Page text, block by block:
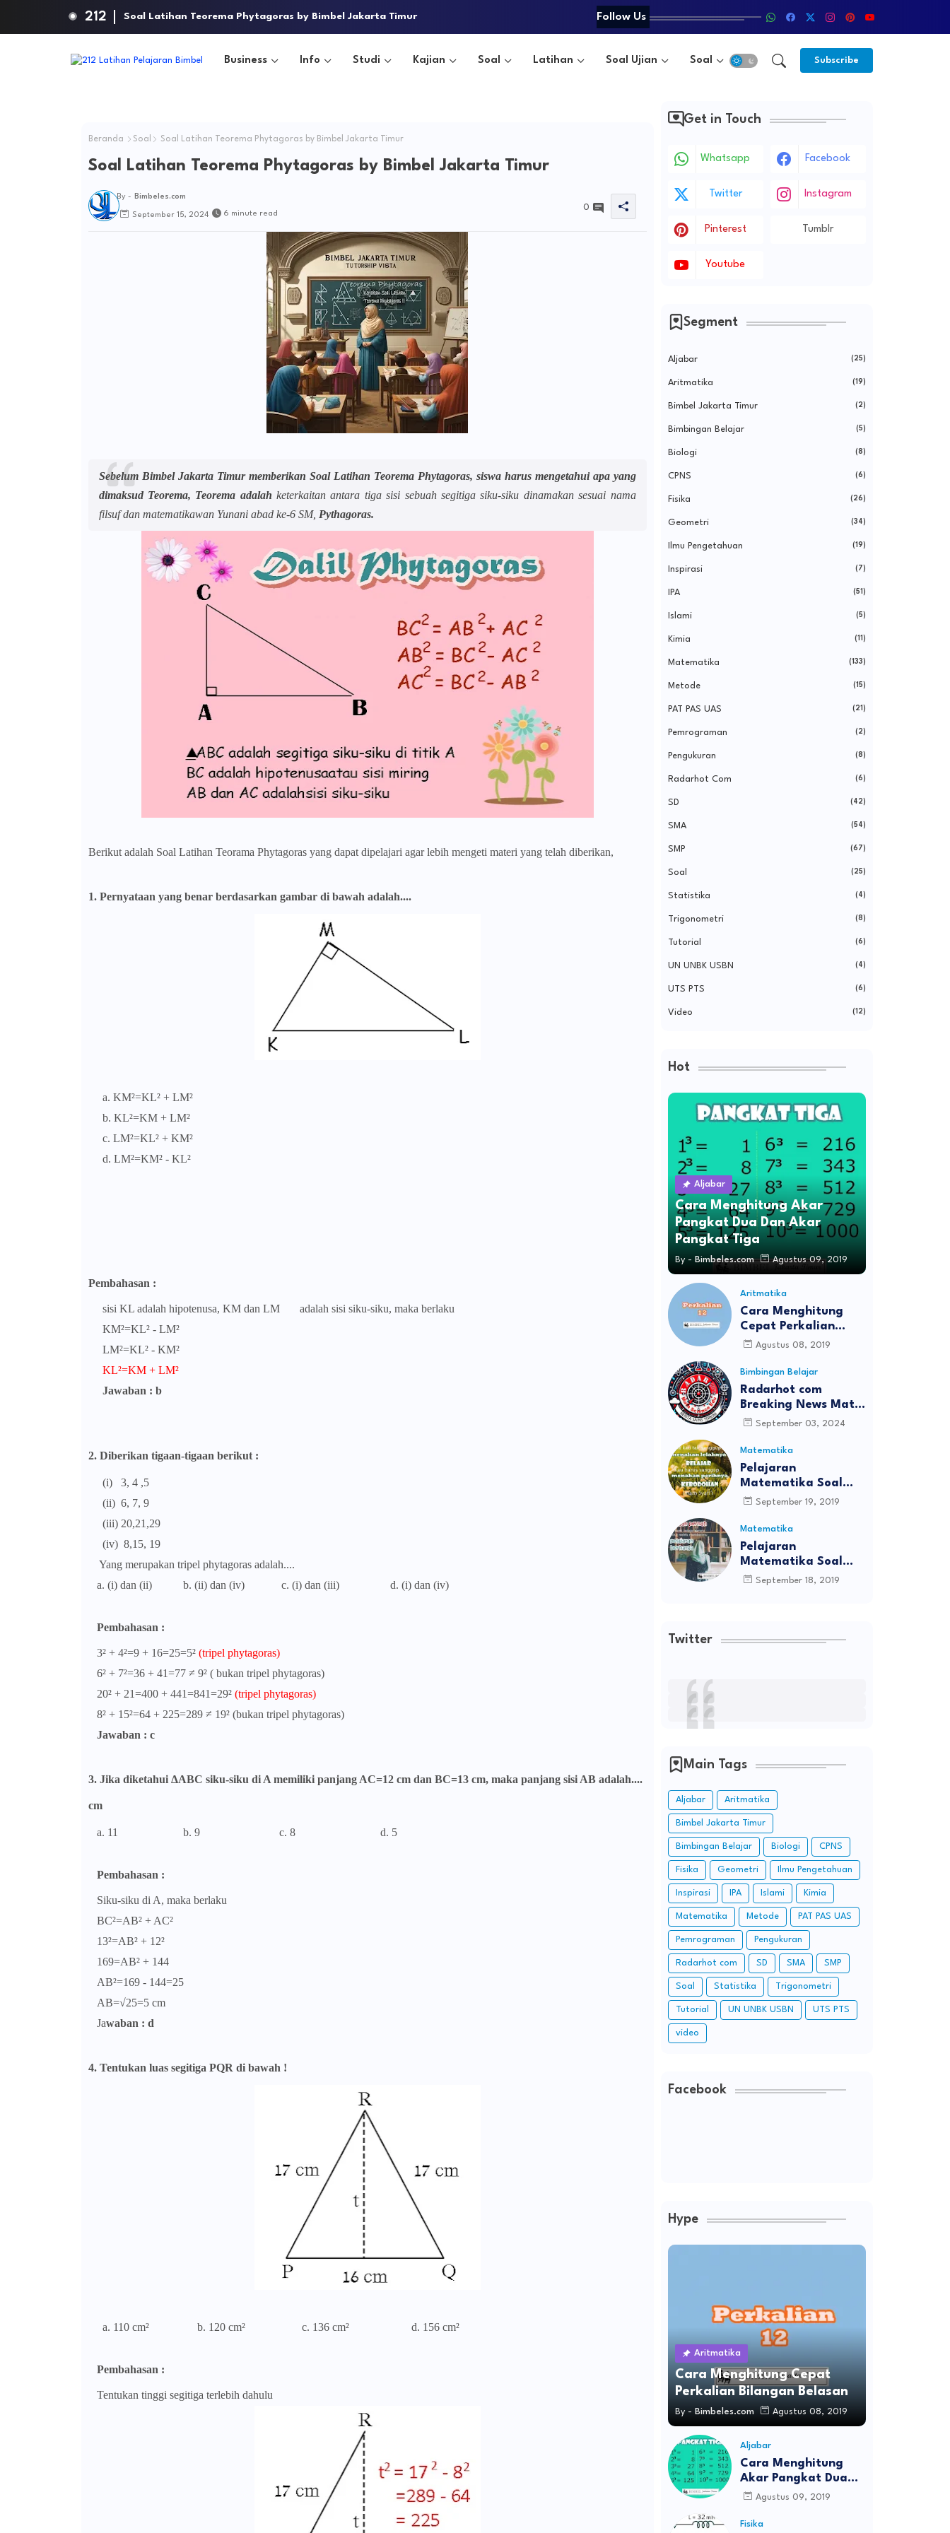
212 Soal Latihan Teorema Phytagoras by Bimbel Jakarta Timur Follow Us
Business Info Studi Kajian Soal Latihan Soal Ujian Soal Metode Subscribe
Beranda Soal Soal Latihan Teorema Phytagoras by Bimbel Jakarta Timur
Soal Latihan Teorema Phytagoras by Bimbel Jakarta Timur
By - Bimbeles.com
September 15, 2024 6 minute read
0
Sebelum Bimbel Jakarta Timur memberikan Soal Latihan Teorema Phytagoras, siswa harus mengetahui apa yang
dimaksud Teorema, Teorema adalahketerkaitan antara tiga sisi sebuah segitiga siku-siku dinamakan sesuai nama
filsuf dan matematikawan Yunani abad ke-6 SM, Pythagoras.
Berikut adalah Soal Latihan Teorama Phytagoras yang dapat dipelajari agar lebih mengeti materi yang telah diberikan,
1. Pernyataan yang benar berdasarkan gambar di bawah adalah....
a. KM²=KL² + LM²
b. KL²=KM + LM²
c. LM²=KL² + KM²
d. LM²=KM² - KL²
Pembahasan :
sisi KL adalah hipotenusa, KM dan LM adalah sisi siku-siku, maka berlaku
KM²=KL² - LM²
LM²=KL² - KM²
KL²=KM + LM²
Jawaban : b
2. Diberikan tigaan-tigaan berikut :
(i) 3, 4 ,5
(ii) 6, 7, 9
(iii) 20,21,29
(iv) 8,15, 19
Yang merupakan tripel phytagoras adalah....
a. (i) dan (ii) b. (ii) dan (iv) c. (i) dan (iii) d. (i) dan (iv)
Pembahasan :
3² + 4²=9 + 16=25=5² (tripel phytagoras)
6² + 7²=36 + 41=77 ≠ 9² ( bukan tripel phytagoras)
20² + 21=400 + 441=841=29² (tripel phytagoras)
8² + 15²=64 + 225=289 ≠ 19² (bukan tripel phytagoras)
Jawaban : c
3. Jika diketahui ΔABC siku-siku di A memiliki panjang AC=12 cm dan BC=13 cm, maka panjang sisi AB adalah....
cm
a. 11 b. 9 c. 8 d. 5
Pembahasan :
Siku-siku di A, maka berlaku
BC²=AB² + AC²
13²=AB² + 12²
169=AB² + 144
AB²=169 - 144=25
AB=√25=5 cm
Jawaban : d
4. Tentukan luas segitiga PQR di bawah !
a. 110 cm²b. 120 cm²c. 136 cm²d. 156 cm²
Pembahasan :
Tentukan tinggi segitiga terlebih dahulu
Get in Touch
Whatsapp Facebook
Twitter Instagram
Pinterest Tumblr
Youtube
Segment
Aljabar (25)
Aritmatika (19)
Bimbel Jakarta Timur (2)
Bimbingan Belajar (5)
Biologi (8)
CPNS (6)
Fisika (26)
Geometri (34)
Ilmu Pengetahuan (19)
Inspirasi (7)
IPA (51)
Islami (5)
Kimia (11)
Matematika (133)
Metode (15)
PAT PAS UAS (21)
Pemrograman (2)
Pengukuran (8)
Radarhot Com (6)
SD (42)
SMA (54)
SMP (67)
Soal (25)
Statistika (4)
Trigonometri (8)
Tutorial (6)
UN UNBK USBN (4)
UTS PTS (6)
Video (12)
Hot
Aljabar
Cara Menghitung Akar
Pangkat Dua Dan Akar
Pangkat Tiga
By - Bimbeles.com Agustus 09, 2019
Aritmatika
Cara Menghitung
Cepat Perkalian
Bilangan Belasan
Agustus 08, 2019
Bimbingan Belajar
Radarhot com
Breaking News Math
Science education
September 03, 2024
Matematika
Pelajaran
Matematika Soal
UTS/PTS Kelas 8
September 19, 2019
Matematika
Pelajaran
Matematika Soal
UTS/PTS Kelas 6
September 18, 2019
Twitter
Main Tags
Aljabar Aritmatika
Bimbel Jakarta Timur
Bimbingan Belajar Biologi CPNS
Fisika Geometri Ilmu Pengetahuan
Inspirasi IPA Islami Kimia
Matematika Metode PAT PAS UAS
Pemrograman Pengukuran
Radarhot com SD SMA SMP
Soal Statistika Trigonometri
Tutorial UN UNBK USBN UTS PTS
video
Facebook
Hype
Aritmatika
Cara Menghitung Cepat
Perkalian Bilangan Belasan
By - Bimbeles.com Agustus 08, 2019
Aljabar
Cara Menghitung
Akar Pangkat Dua
Dan Akar Pangkat
Agustus 09, 2019
Fisika